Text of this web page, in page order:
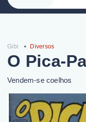
Gibi Diversos
O Pica-
Vendem-se coelhos